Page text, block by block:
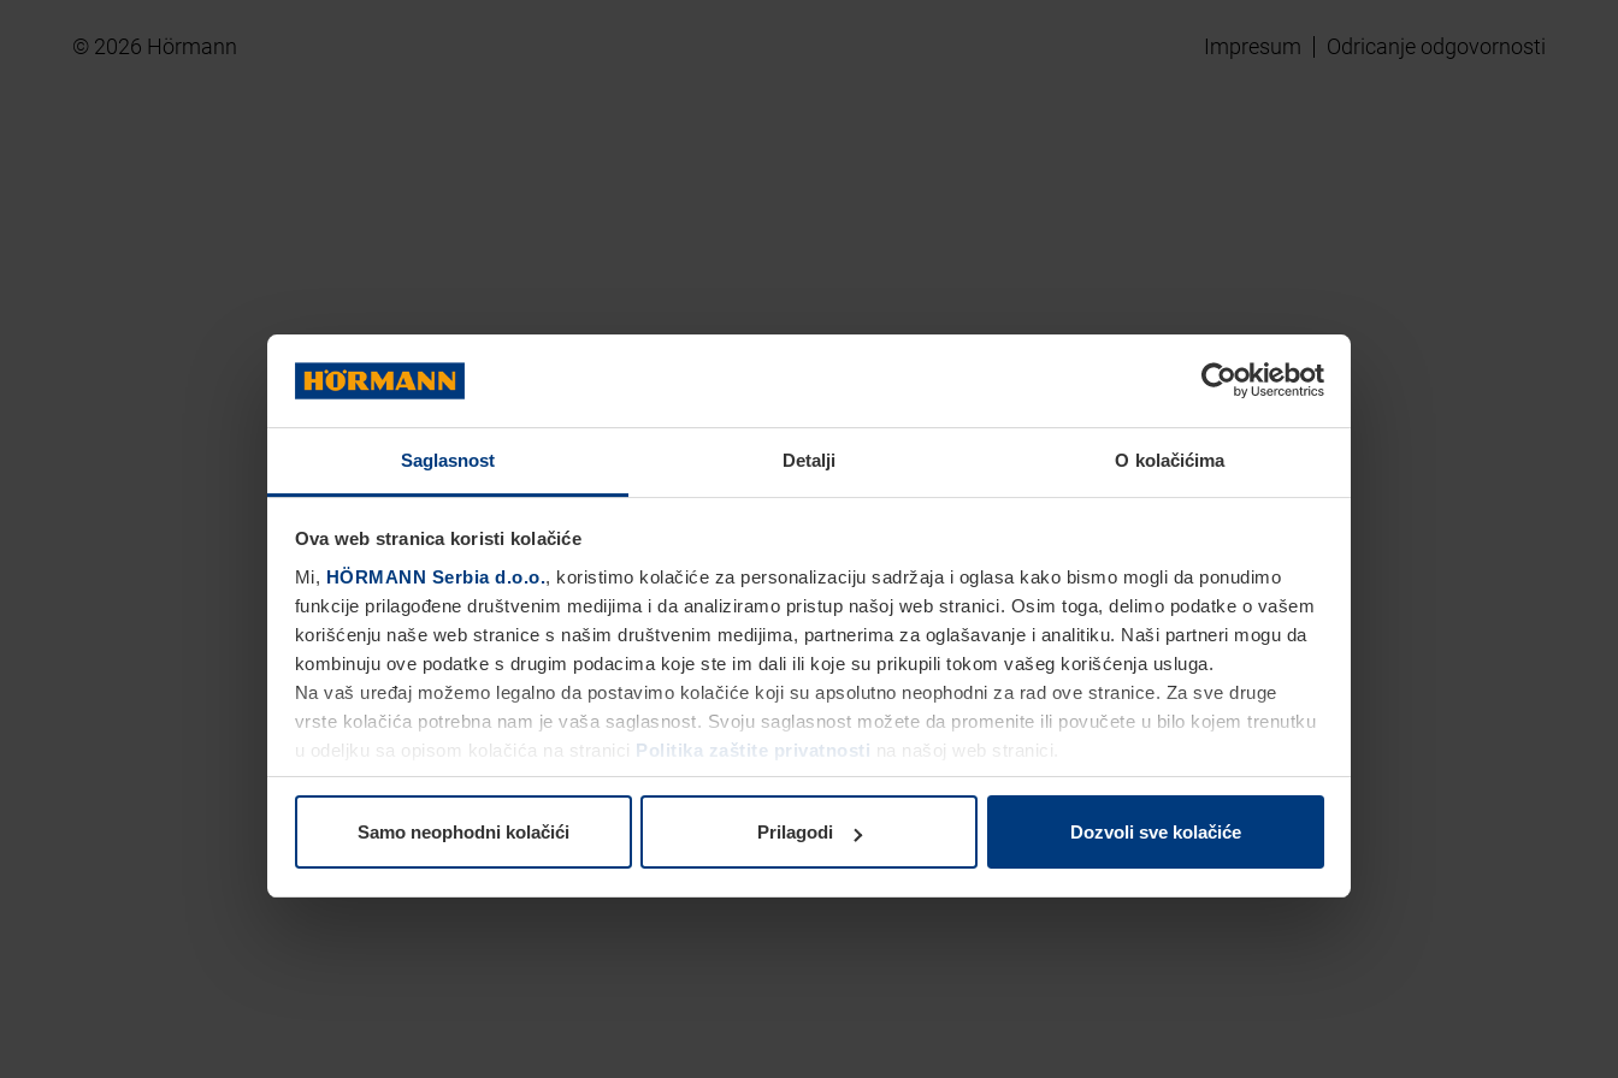
Saglasnost Detalji O kolačićima
Ova web stranica koristi kolačiće
Mi, HÖRMANN Serbia d.o.o., koristimo kolačiće za personalizaciju sadržaja i oglasa kako bismo mogli da ponudimo
funkcije prilagođene društvenim medijima i da analiziramo pristup našoj web stranici. Osim toga, delimo podatke o vašem
korišćenju naše web stranice s našim društvenim medijima, partnerima za oglašavanje i analitiku. Naši partneri mogu da
kombinuju ove podatke s drugim podacima koje ste im dali ili koje su prikupili tokom vašeg korišćenja usluga.
Na vaš uređaj možemo legalno da postavimo kolačiće koji su apsolutno neophodni za rad ove stranice. Za sve druge
vrste kolačića potrebna nam je vaša saglasnost. Svoju saglasnost možete da promenite ili povučete u bilo kojem trenutku
u odeljku sa opisom kolačića na stranici Politika zaštite privatnosti na našoj web stranici.
Samo neophodni kolačići Prilagodi Dozvoli sve kolačiće
© 2026 Hörmann Impresum Odricanje odgovornosti